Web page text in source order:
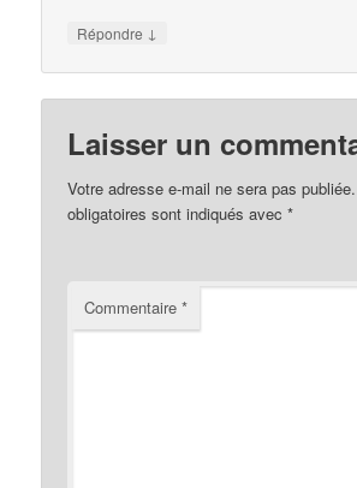
Répondre ↓
Laisser un
Votre adresse e-mail ne sera pas publiée.
obligatoires sont indiqués avec*
Commentaire*